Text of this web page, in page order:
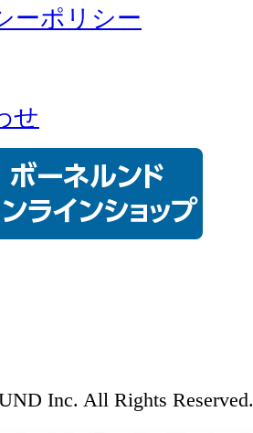
ーポリシー
せ
Inc. All Rights Reserved.